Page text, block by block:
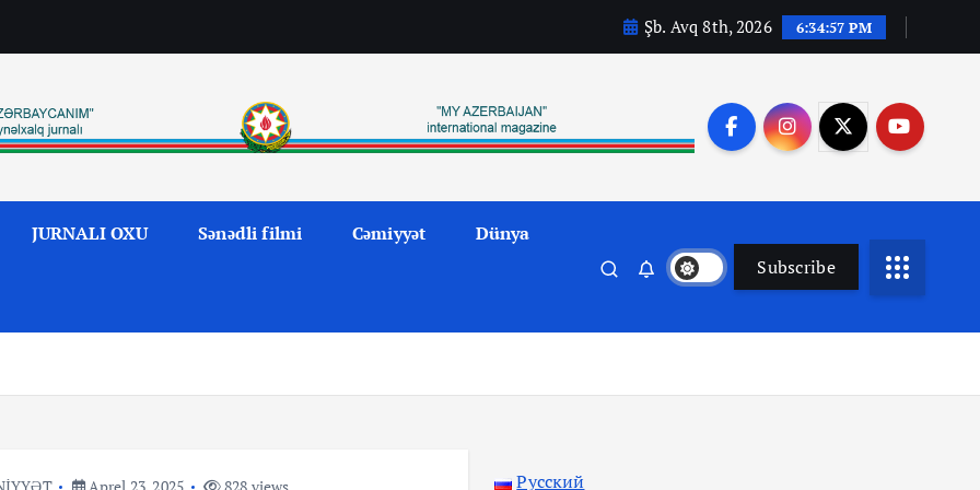
Şb. Avq 8th, 2026 6:34:59 PM
JURNALI OXU Sənədli filmi Cəmiyyət Dünya
Subscribe
Русский